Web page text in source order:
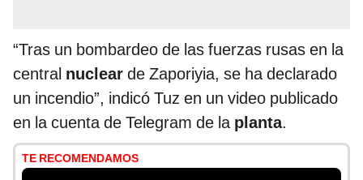
“Tras un bombardeo de las fuerzas rusas en la
central nuclear de Zaporiyia, se ha declarado
un incendio”, indicó Tuz en un video publicado
en la cuenta de Telegram de la planta.
TE RECOMENDAMOS